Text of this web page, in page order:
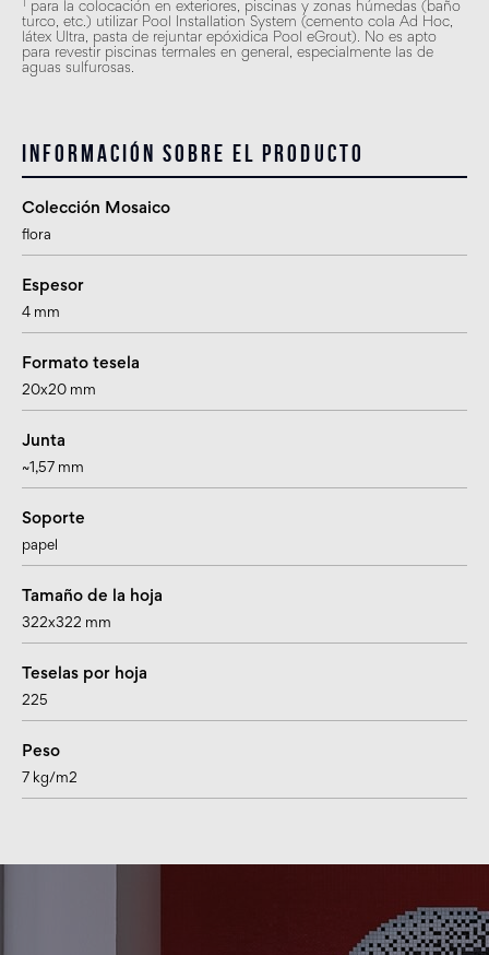
para la colocación en exteriores, piscinas y zonas húmedas (baño
turco, etc.) utilizar Pool Installation System (cemento cola Ad Hoc,
látex Ultra, pasta de rejuntar epóxidica Pool eGrout). No es apto
para revestir piscinas termales en general, especialmente las de
aguas sulfurosas.
Información sobre el producto
Colección Mosaico
flora
Espesor
4 mm
Formato tesela
20x20 mm
Junta
~1,57 mm
Soporte
papel
Tamaño de la hoja
322x322 mm
Teselas por hoja
225
Peso
7 kg/m2